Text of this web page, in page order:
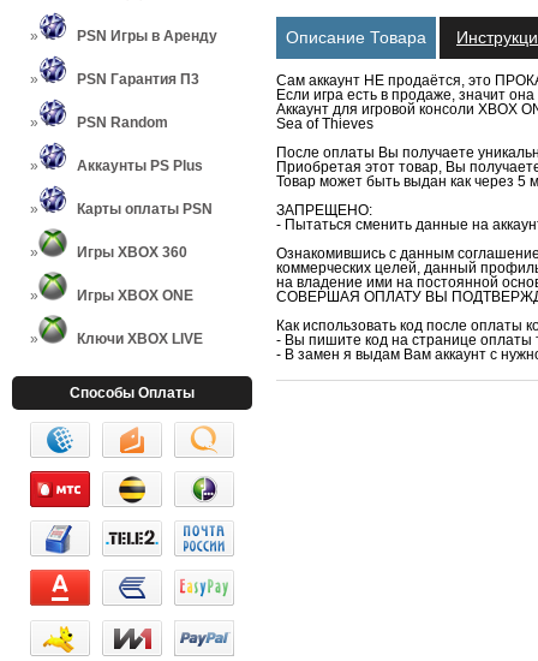
PSN Игры в Аренду
PSN Гарантия П3
PSN Random
Аккаунты PS Plus
Карты оплаты PSN
Игры XBOX 360
Игры XBOX ONE
Ключи XBOX LIVE
Способы Оплаты
Описание Товара
Сам аккаунт НЕ продаётся, это
Если игра есть в продаже, значит
Аккаунт для игровой консоли XBOX
Sea of Thieves
После оплаты Вы получаете
Приобретая этот товар, Вы
Товар может быть выдан как через 5
ЗАПРЕЩЕНО:
- Пытаться сменить данные на
Ознакомившись с данным
коммерческих целей, данный
на владение ими на постоянной
СОВЕРШАЯ ОПЛАТУ ВЫ
Как использовать код после оплаты
- Вы пишите код на странице оплаты
- В замен я выдам Вам аккаунт с